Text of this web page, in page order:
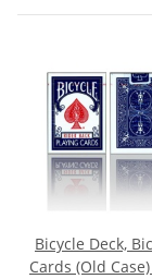
Bicycle Deck,
Cards (Old